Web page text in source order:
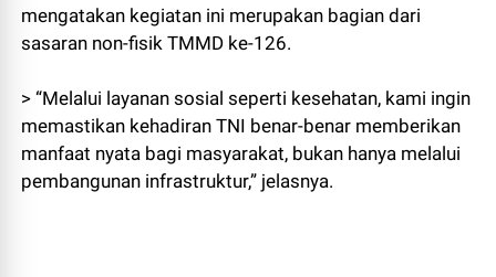
mengatakan kegiatan ini merupakan bagian dari
sasaran non-fisik TMMD ke-126.
> “Melalui layanan sosial seperti kesehatan, kami ingin
memastikan kehadiran TNI benar-benar memberikan
manfaat nyata bagi masyarakat, bukan hanya melalui
pembangunan infrastruktur,” jelasnya.